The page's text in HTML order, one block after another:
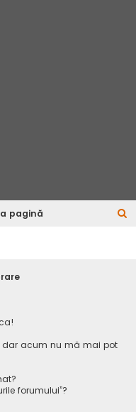
pagină
acum nu mă mai pot
forumului”?